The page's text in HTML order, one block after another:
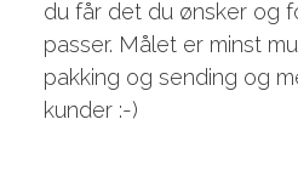
du får det du ønsker og
passer. Målet er minst
pakking og sending og
kunder :-)